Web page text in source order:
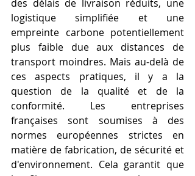
des délais de livraison réduits, une
logistique simplifiée et une
empreinte carbone potentiellement
plus faible due aux distances de
transport moindres. Mais au-delà de
ces aspects pratiques, il y a la
question de la qualité et de la
conformité. Les entreprises
françaises sont soumises à des
normes européennes strictes en
matière de fabrication, de sécurité et
d'environnement. Cela garantit que